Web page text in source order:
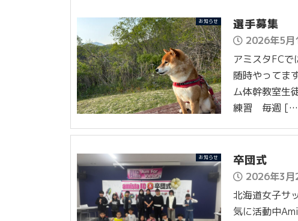
お知らせ 選手募集
2026年5月
アミスタFC
随時やってま
ム体幹教室
練習 毎週
お知らせ 卒団式
2026年3月
北海道女子サ
気に活動中